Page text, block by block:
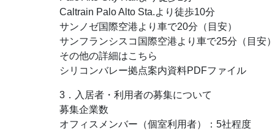
Caltrain Palo Alto Sta.より徒歩10分
サンノゼ国際空港より車で20分（目安）
サンフランシスコ国際空港より車で25分（目安）
その他の詳細はこちら
シリコンバレー拠点案内資料PDFファイル
3．入居者・利用者の募集について
募集企業数
オフィスメンバー（個室利用者）：5社程度